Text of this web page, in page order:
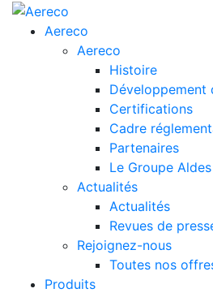
Aereco
Aereco
Histoire
Développement
Certifications
Cadre
Partenaires
Le Groupe Aldes
Actualités
Actualités
Revues de
Rejoignez-nous
Toutes nos
Produits